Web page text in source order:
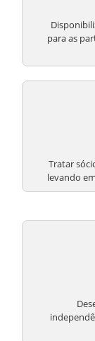
para as
Tratar
levando